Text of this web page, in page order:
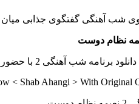
شب آهنگی گفتگوی جذابی
برنامه شب آهنگی 2 با حضور نعیمه نظام دوست به کارگردانی حامد آهنگی با کیفیت اصلی
< Shab Ahangi > With